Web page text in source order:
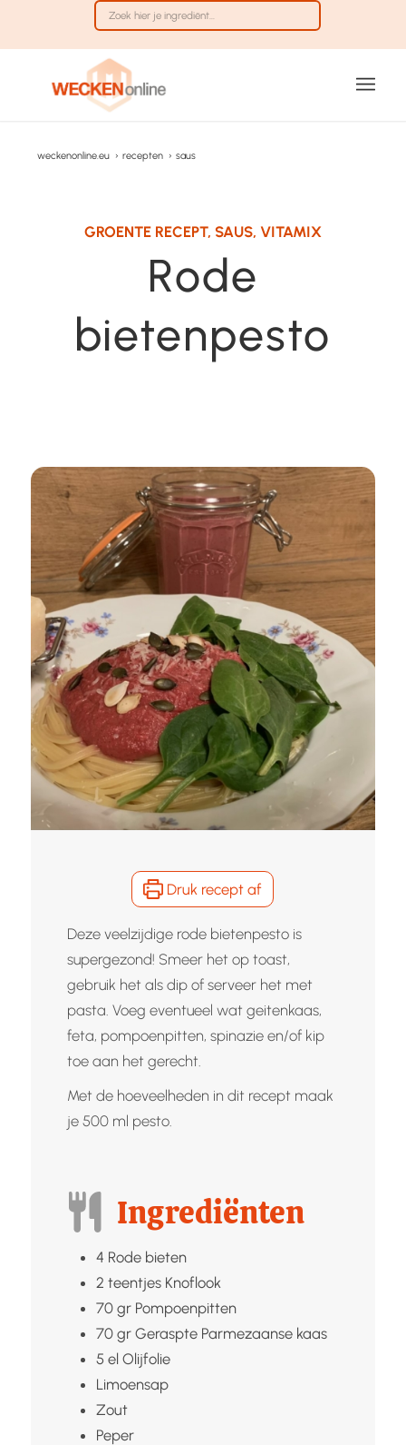
weckenonline.eu › recepten › saus
GROENTE RECEPT, SAUS, VITAMIX
Rode
bietenpesto
Druk recept af
Deze veelzijdige rode bietenpesto is
supergezond! Smeer het op toast,
gebruik het als dip of serveer het met
pasta. Voeg eventueel wat geitenkaas,
feta, pompoenpitten, spinazie en/of kip
toe aan het gerecht.
Met de hoeveelheden in dit recept maak
je 500 ml pesto.
Ingrediënten
4 Rode bieten
2 teentjes Knoflook
70 gr Pompoenpitten
70 gr Geraspte Parmezaanse kaas
5 el Olijfolie
Limoensap
Zout
Peper